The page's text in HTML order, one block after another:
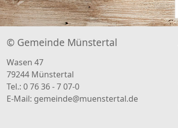
© Gemeinde Münstertal
Wasen 47
79244 Münstertal
Tel.: 0 76 36 - 7 07-0
E-Mail: gemeinde@muenstertal.de